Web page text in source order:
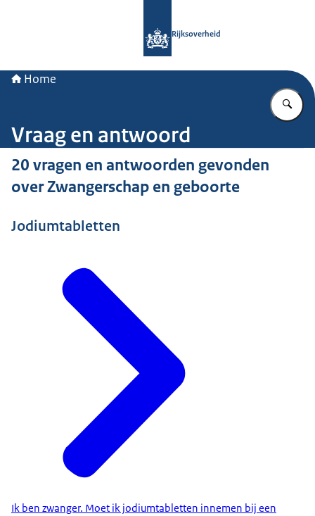
Rijksoverheid
Home
Vraag en antwoord
20 vragen en antwoorden gevonden
over Zwangerschap en geboorte
Jodiumtabletten
Ik ben zwanger. Moet ik jodiumtabletten innemen bij een